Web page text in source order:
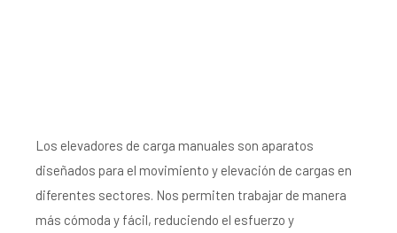
Los elevadores de carga manuales son aparatos
diseñados para el movimiento y elevación de cargas en
diferentes sectores. Nos permiten trabajar de manera
más cómoda y fácil, reduciendo el esfuerzo y